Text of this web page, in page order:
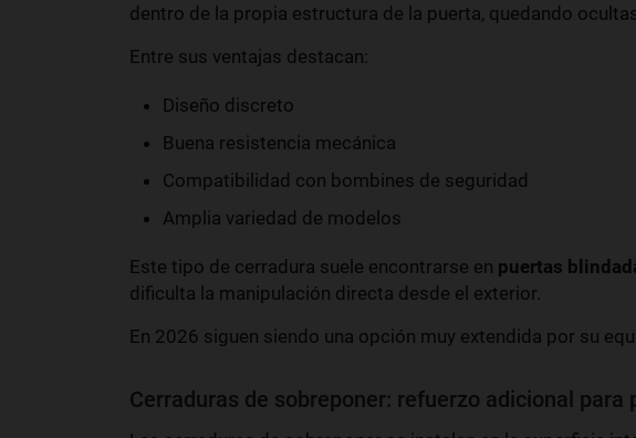
dentro de la propia estructura de la puerta, quedando
Entre sus ventajas destacan:
Diseño discreto
Buena resistencia mecánica
Compatibilidad con bombines de seguridad
Amplia variedad de modelos
Este tipo de cerradura suele encontrarse en puertas
dificulta la manipulación directa desde el exterior.
En 2026 siguen siendo una opción muy extendida por su
Cerraduras de sobreponer: refuerzo adicional para